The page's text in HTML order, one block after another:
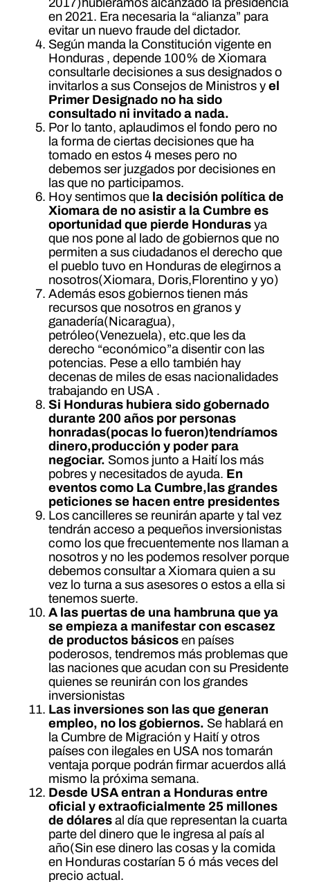
2017)hubiéramos alcanzado la presidencia
en 2021. Era necesaria la “alianza” para
evitar un nuevo fraude del dictador.
Según manda la Constitución vigente en
Honduras , depende 100% de Xiomara
consultarle decisiones a sus designados o
invitarlos a sus Consejos de Ministros y el
Primer Designado no ha sido
consultado ni invitado a nada.
Por lo tanto, aplaudimos el fondo pero no
la forma de ciertas decisiones que ha
tomado en estos 4 meses pero no
debemos ser juzgados por decisiones en
las que no participamos.
Hoy sentimos que la decisión política de
Xiomara de no asistir a la Cumbre es
oportunidad que pierde Honduras ya
que nos pone al lado de gobiernos que no
permiten a sus ciudadanos el derecho que
el pueblo tuvo en Honduras de elegirnos a
nosotros(Xiomara, Doris,Florentino y yo)
Además esos gobiernos tienen más
recursos que nosotros en granos y
ganadería(Nicaragua),
petróleo(Venezuela), etc.que les da
derecho “económico”a disentir con las
potencias. Pese a ello también hay
decenas de miles de esas nacionalidades
trabajando en USA .
Si Honduras hubiera sido gobernado
durante 200 años por personas
honradas(pocas lo fueron)tendríamos
dinero,producción y poder para
negociar. Somos junto a Haití los más
pobres y necesitados de ayuda. En
eventos como La Cumbre,las grandes
peticiones se hacen entre presidentes
Los cancilleres se reunirán aparte y tal vez
tendrán acceso a pequeños inversionistas
como los que frecuentemente nos llaman a
nosotros y no les podemos resolver porque
debemos consultar a Xiomara quien a su
vez lo turna a sus asesores o estos a ella si
tenemos suerte.
A las puertas de una hambruna que ya
se empieza a manifestar con escasez
de productos básicosen países
poderosos, tendremos más problemas que
las naciones que acudan con su Presidente
quienes se reunirán con los grandes
inversionistas
Las inversiones son las que generan
empleo, no los gobiernos. Se hablará en
la Cumbre de Migración y Haití y otros
países con ilegales en USA nos tomarán
ventaja porque podrán firmar acuerdos allá
mismo la próxima semana.
Desde USA entran a Honduras entre
oficial y extraoficialmente 25 millones
de dólares al día que representan la cuarta
parte del dinero que le ingresa al país al
año(Sin ese dinero las cosas y la comida
en Honduras costarían 5 ó más veces del
precio actual.